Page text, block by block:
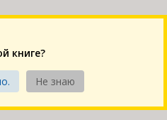
книге?
Не знаю